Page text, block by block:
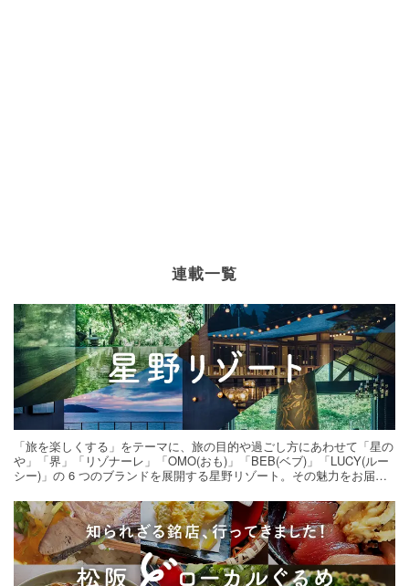
連載一覧
「旅を楽しくする」をテーマに、旅の目的や過ごし方にあわせて「星の
や」「界」「リゾナーレ」「OMO(おも)」「BEB(ベブ)」「LUCY(ルー
シー)」の 6 つのブランドを展開する星野リゾート。その魅力をお届け